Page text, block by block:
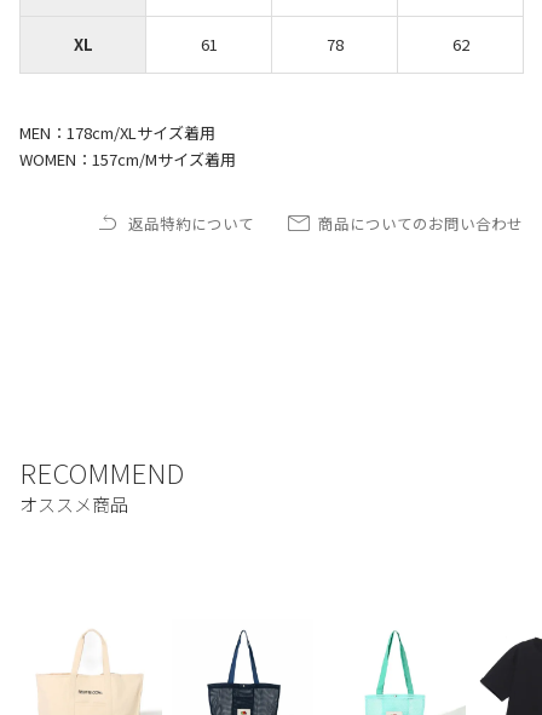
XL 61 78 62
MEN：178cm/XLサイズ着用
WOMEN：157cm/Mサイズ着用
返品特約について 商品についてのお問い合わせ